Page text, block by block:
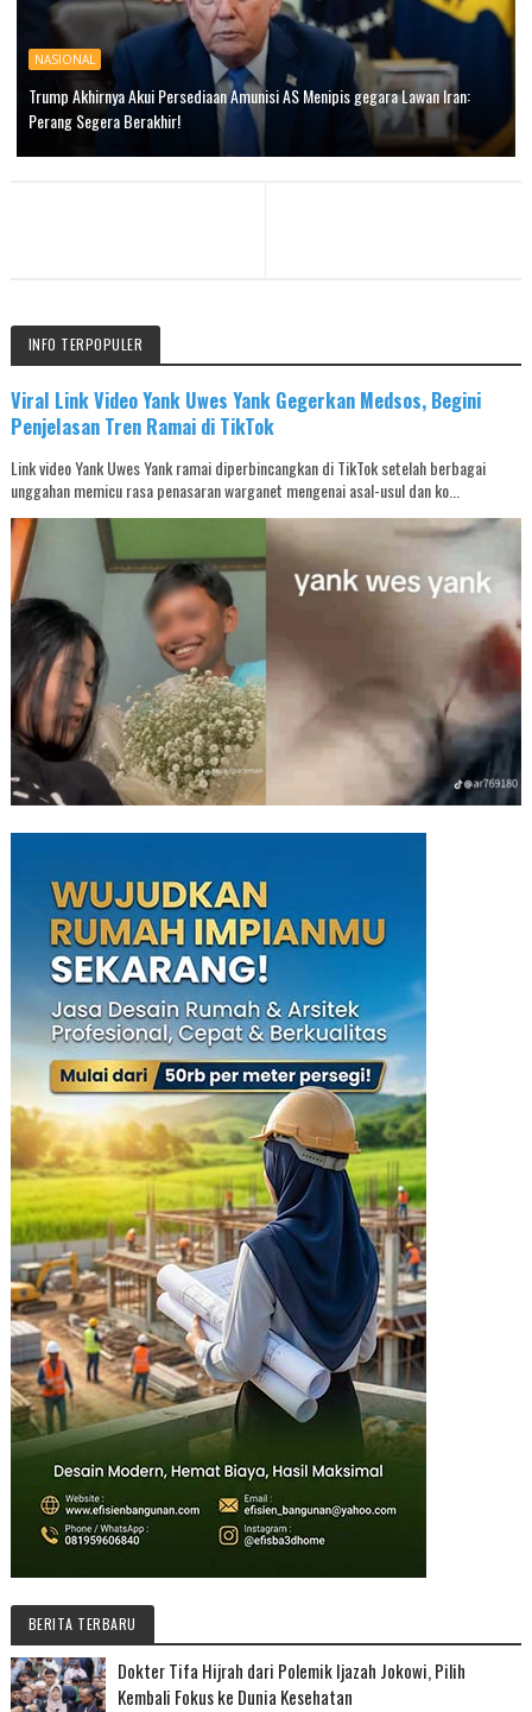
NASIONAL
Trump Akhirnya Akui Persediaan Amunisi AS Menipis gegara Lawan Iran:
Perang Segera Berakhir!
INFO TERPOPULER
Viral Link Video Yank Uwes Yank Gegerkan Medsos, Begini
Penjelasan Tren Ramai di TikTok
Link video Yank Uwes Yank ramai diperbincangkan di TikTok setelah berbagai
unggahan memicu rasa penasaran warganet mengenai asal-usul dan ko...
BERITA TERBARU
Dokter Tifa Hijrah dari Polemik Ijazah Jokowi, Pilih
Kembali Fokus ke Dunia Kesehatan